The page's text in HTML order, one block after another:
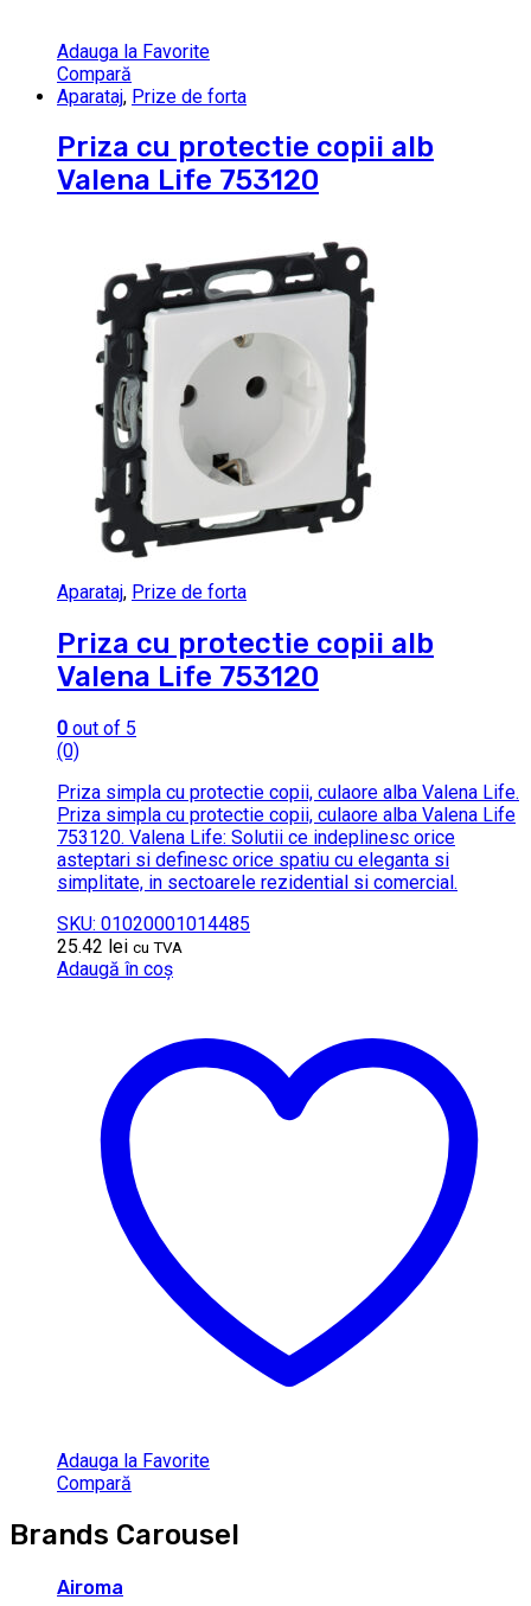
Adauga la Favorite
Compară
Aparataj, Prize de forta
Priza cu protectie copii alb
Valena Life 753120
Aparataj, Prize de forta
Priza cu protectie copii alb
Valena Life 753120
0 out of 5
(0)
Priza simpla cu protectie copii, culaore alba Valena Life.
Priza simpla cu protectie copii, culaore alba Valena Life
753120. Valena Life: Solutii ce indeplinesc orice
asteptari si definesc orice spatiu cu eleganta si
simplitate, in sectoarele rezidential si comercial.
SKU: 01020001014485
25.42 lei cu TVA
Adaugă în coș
Adauga la Favorite
Compară
Brands Carousel
Airoma